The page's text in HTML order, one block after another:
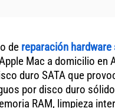
de reparación
Mac a domicilio en
duro SATA que
por disco duro sólido
RAM, limpieza